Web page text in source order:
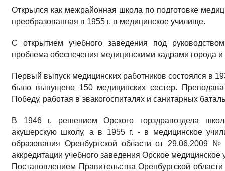
Открылся как межрайонная школа по подготовке
преобразованная в 1955 г. в медицинское училище.
С открытием учебного заведения под
проблема обеспечения медицинскими кадрами города
Первый выпуск медицинских работников состоялся в
было выпущено 150 медицинских сестер.
Победу, работая в эвакогоспиталях и санитарных
В 1946 г. решением Орского горздравотдела
акушерскую школу, а в 1955 г. - в медицинское
образования Оренбургской области от 29.06.2009
аккредитации учебного заведения Орское
Постановлением Правительства Оренбургской